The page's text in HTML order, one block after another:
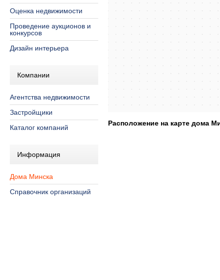
Оценка недвижимости
Проведение аукционов и
конкурсов
Дизайн интерьера
Компании
Агентства недвижимости
Застройщики
Каталог компаний
Информация
Дома Минска
Справочник организаций
Расположение на карте дома